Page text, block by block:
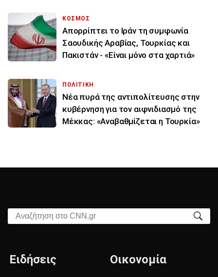
ΚΟΣΜΟΣ
Απορρίπτει το Ιράν τη συμφωνία
Σαουδικής Αραβίας, Τουρκίας και
Πακιστάν - «Είναι μόνο στα χαρτιά»
ΠΟΛΙΤΙΚΗ
Νέα πυρά της αντιπολίτευσης στην
κυβέρνηση για τον αιφνιδιασμό της
Μέκκας: «Αναβαθμίζεται η Τουρκία»
Αναζήτηση στο CNN.gr
Ειδήσεις Οικονομία